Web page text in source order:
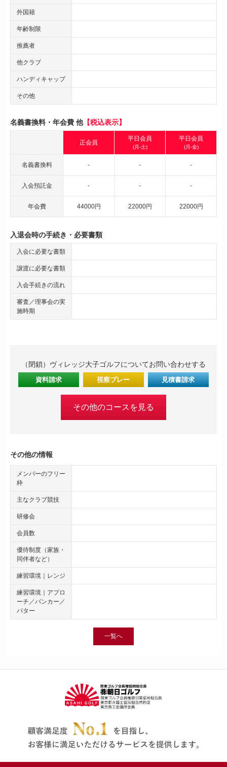
外国籍
年齢制限
推薦者
他クラブ
ハンディキャップ
その他
名義書換料・年会費 他【税込表示】
正会員
平日会員
(月-土)
平日会員
(月-金)
名義書換料 - - -
入会預託金 - - -
年会費 44000円 22000円 22000円
入退会時の手続き・必要書類
入会に必要な書類
譲渡に必要な書類
入会手続きの流れ
審査／理事会の実
施時期
（閉鎖）ヴィレッジ大子ゴルフについてお問い合わせする
資料請求 視察プレー 見積書請求
その他のコースを見る
その他の情報
メンバーのフリー
枠
主なクラブ競技
研修会
会員数
優待制度（家族・
同伴者など）
練習環境｜レンジ
練習環境｜アプロ
ーチ／バンカー／
パター
一覧へ